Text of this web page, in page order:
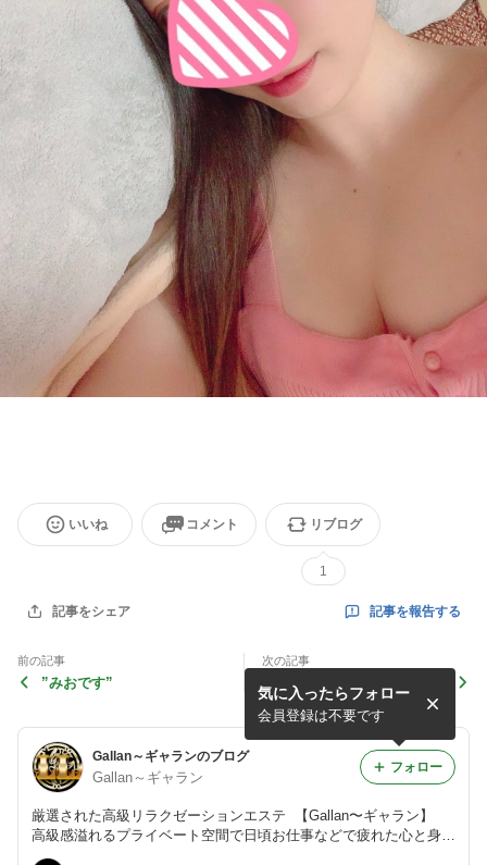
いいね コメント リブログ
1
記事をシェア 記事を報告する
前の記事
”みおです”
次の記事
今日も丸の内ルーム♡みお
Gallan～ギャランのブログ
Gallan～ギャラン
厳選された高級リラクゼーションエステ 【Gallan〜ギャラン】
高級感溢れるプライベート空間で日頃お仕事などで疲れた心と身体
を癒して下さい。 厳選されたセラピスト達による確かな技術、最
気に入ったらフォロー
会員登録は不要です
フォロー